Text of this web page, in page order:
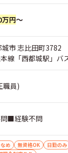
円～
城市 志比田町3782
線「西都城駅」バ
職員)
■経験不問
め 無資格OK 日勤のみ